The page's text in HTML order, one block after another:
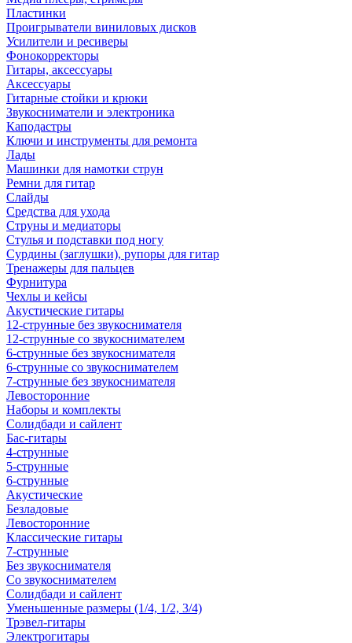
Пластинки
Проигрыватели виниловых дисков
Усилители и ресиверы
Фонокорректоры
Гитары, аксессуары
Аксессуары
Гитарные стойки и крюки
Звукосниматели и электроника
Каподастры
Ключи и инструменты для ремонта
Лады
Машинки для намотки струн
Ремни для гитар
Слайды
Средства для ухода
Струны и медиаторы
Стулья и подставки под ногу
Сурдины (заглушки), рупоры для гитар
Тренажеры для пальцев
Фурнитура
Чехлы и кейсы
Акустические гитары
12-струнные без звукоснимателя
12-струнные со звукоснимателем
6-струнные без звукоснимателя
6-струнные со звукоснимателем
7-струнные без звукоснимателя
Левосторонние
Наборы и комплекты
Солидбади и сайлент
Бас-гитары
4-струнные
5-струнные
6-струнные
Акустические
Безладовые
Левосторонние
Классические гитары
7-струнные
Без звукоснимателя
Со звукоснимателем
Солидбади и сайлент
Уменьшенные размеры (1/4, 1/2, 3/4)
Трэвел-гитары
Электрогитары